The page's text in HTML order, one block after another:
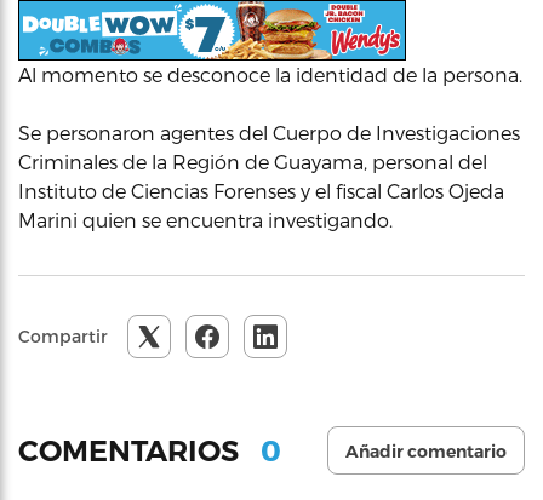
Al momento se desconoce la identidad de la persona.
Se personaron agentes del Cuerpo de Investigaciones
Criminales de la Región de Guayama, personal del
Instituto de Ciencias Forenses y el fiscal Carlos Ojeda
Marini quien se encuentra investigando.
Compartir
COMENTARIOS 0 Añadir comentario